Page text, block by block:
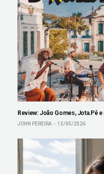
Review: João Gomes, Jota.Pê
JOHN PEREIRA 15/05/2026